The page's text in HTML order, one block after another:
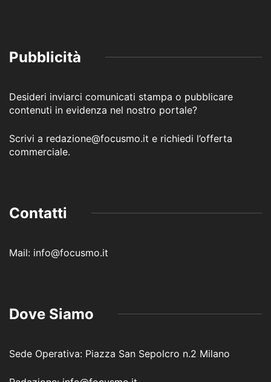
Pubblicità
Desideri inviarci comunicati stampa o pubblicare
contenuti in evidenza nel nostro portale?
Scrivi a redazione@focusmo.it e richiedi l’offerta
commerciale.
Contatti
Mail: info@focusmo.it
Dove Siamo
Sede Operativa: Piazza San Sepolcro n.2 Milano